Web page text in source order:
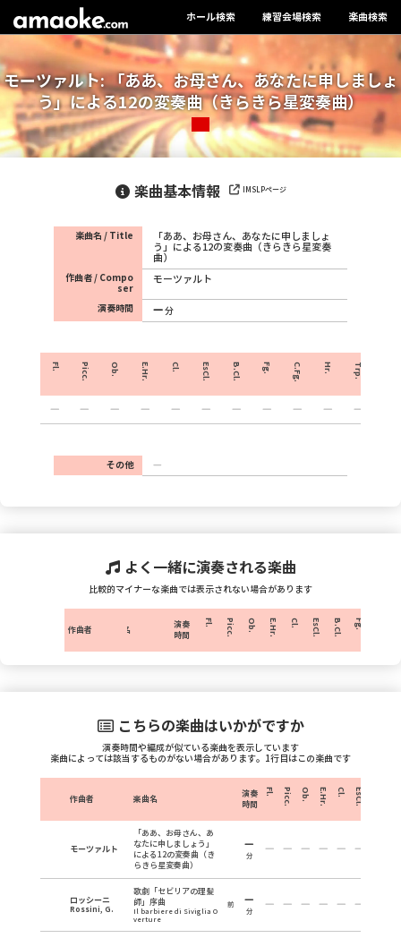
ホール検索 練習会場検索 楽曲検索
モーツァルト: 「ああ、お母さん、あなたに申しましょ
う」による12の変奏曲（きらきら星変奏曲）
楽曲基本情報 IMSLPページ
楽曲名 / Title
「ああ、お母さん、あなたに申しましょ
う」による12の変奏曲（きらきら星変奏
曲）
作曲者 / Compo
ser
モーツァルト
演奏時間 分
Fl. Picc. Ob. E.Hr. Cl. EsCl. B.Cl. Fg. C.Fg. Hr. Trp.
その他
よく一緒に演奏される楽曲
比較的マイナーな楽曲では表示されない場合があります
作曲者 楽曲名
演奏
時間
Fl. Picc. Ob. E.Hr. Cl. EsCl. B.Cl. Fg.
こちらの楽曲はいかがですか
演奏時間や編成が似ている楽曲を表示しています
楽曲によっては該当するものがない場合があります。1行目はこの楽曲です
作曲者 楽曲名
演奏
時間
Fl. Picc. Ob. E.Hr. Cl. EsCl.
モーツァルト
「ああ、お母さん、あ
なたに申しましょう」
による12の変奏曲（き
らきら星変奏曲）
分
ロッシーニ
Rossini, G.
歌劇「セビリアの理髪
師」序曲
Il barbiere di Siviglia O
verture
前
分